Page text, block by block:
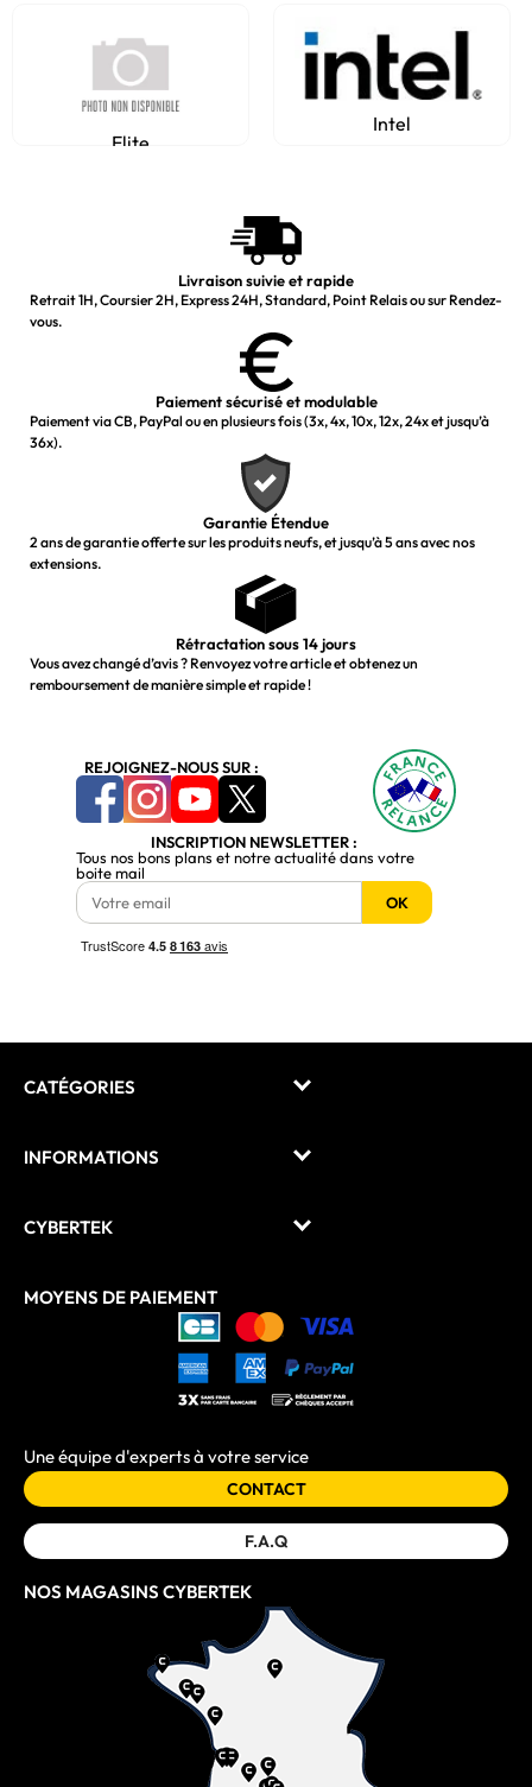
Elite
Intel
Livraison suivie et rapide
Retrait 1H, Coursier 2H, Express 24H, Standard, Point Relais ou sur Rendez-
vous.
Paiement sécurisé et modulable
Paiement via CB, PayPal ou en plusieurs fois (3x, 4x, 10x, 12x, 24x et jusqu’à
36x).
Garantie Étendue
2 ans de garantie offerte sur les produits neufs, et jusqu’à 5 ans avec nos
extensions.
Rétractation sous 14 jours
Vous avez changé d’avis ? Renvoyez votre article et obtenez un
remboursement de manière simple et rapide !
REJOIGNEZ-NOUS SUR :
INSCRIPTION NEWSLETTER :
Tous nos bons plans et notre actualité dans votre
boite mail
OK
CATÉGORIES
INFORMATIONS
CYBERTEK
MOYENS DE PAIEMENT
Une équipe d'experts à votre service
CONTACT
F.A.Q
NOS MAGASINS CYBERTEK